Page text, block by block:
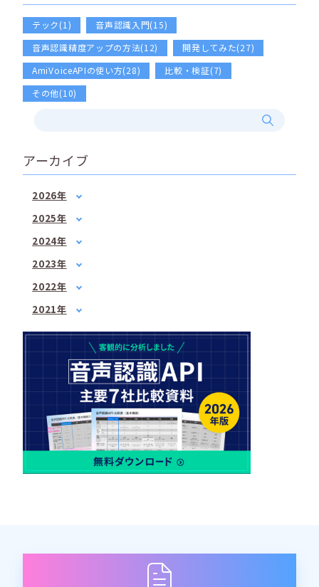
テック(1)
音声認識入門(15)
音声認識精度アップの方法(12)
開発してみた(27)
AmiVoiceAPIの使い方(28)
比較・検証(7)
その他(10)
アーカイブ
2026年
2月(1)
3月(1)
4月(1)
6月(2)
7月(3)
2025年
3月(2)
5月(1)
7月(2)
9月(1)
10月(1)
12月
(2)
2024年
2月(1)
3月(1)
4月(3)
(2)
12月 (1)
2023年
2月(1)
3月(2)
4月(2)
7月
9月(1)
10月(1)
11月(1)
2022年
2月(3)
3月(2)
4月
8月(2)
9月 (1)
10月(2)
11月(2)
2021年
(2)
9月(2)
10月(3)
12月(3)